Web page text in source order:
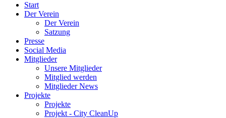
Start
Der Verein
Der Verein
Satzung
Presse
Social Media
Mitglieder
Unsere Mitglieder
Mitglied werden
Mitglieder News
Projekte
Projekte
Projekt - City CleanUp